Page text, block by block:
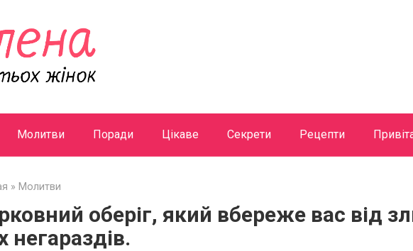
Молитви Поради Цікаве Секрети Рецепти
» Молитви
оберіг, який вбереже вас від
негараздів.